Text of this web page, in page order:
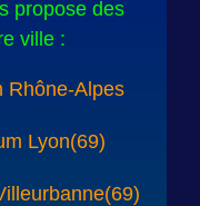
propose des
ville :
Rhône-Alpes
Lyon(69)